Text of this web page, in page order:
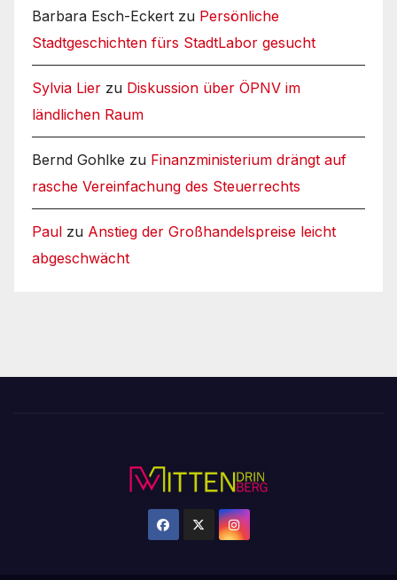
Barbara Esch-Eckert zu Persönliche
Stadtgeschichten fürs StadtLabor gesucht
Sylvia Lier zu Diskussion über ÖPNV im
ländlichen Raum
Bernd Gohlke zu Finanzministerium drängt auf
rasche Vereinfachung des Steuerrechts
Paul zu Anstieg der Großhandelspreise leicht
abgeschwächt